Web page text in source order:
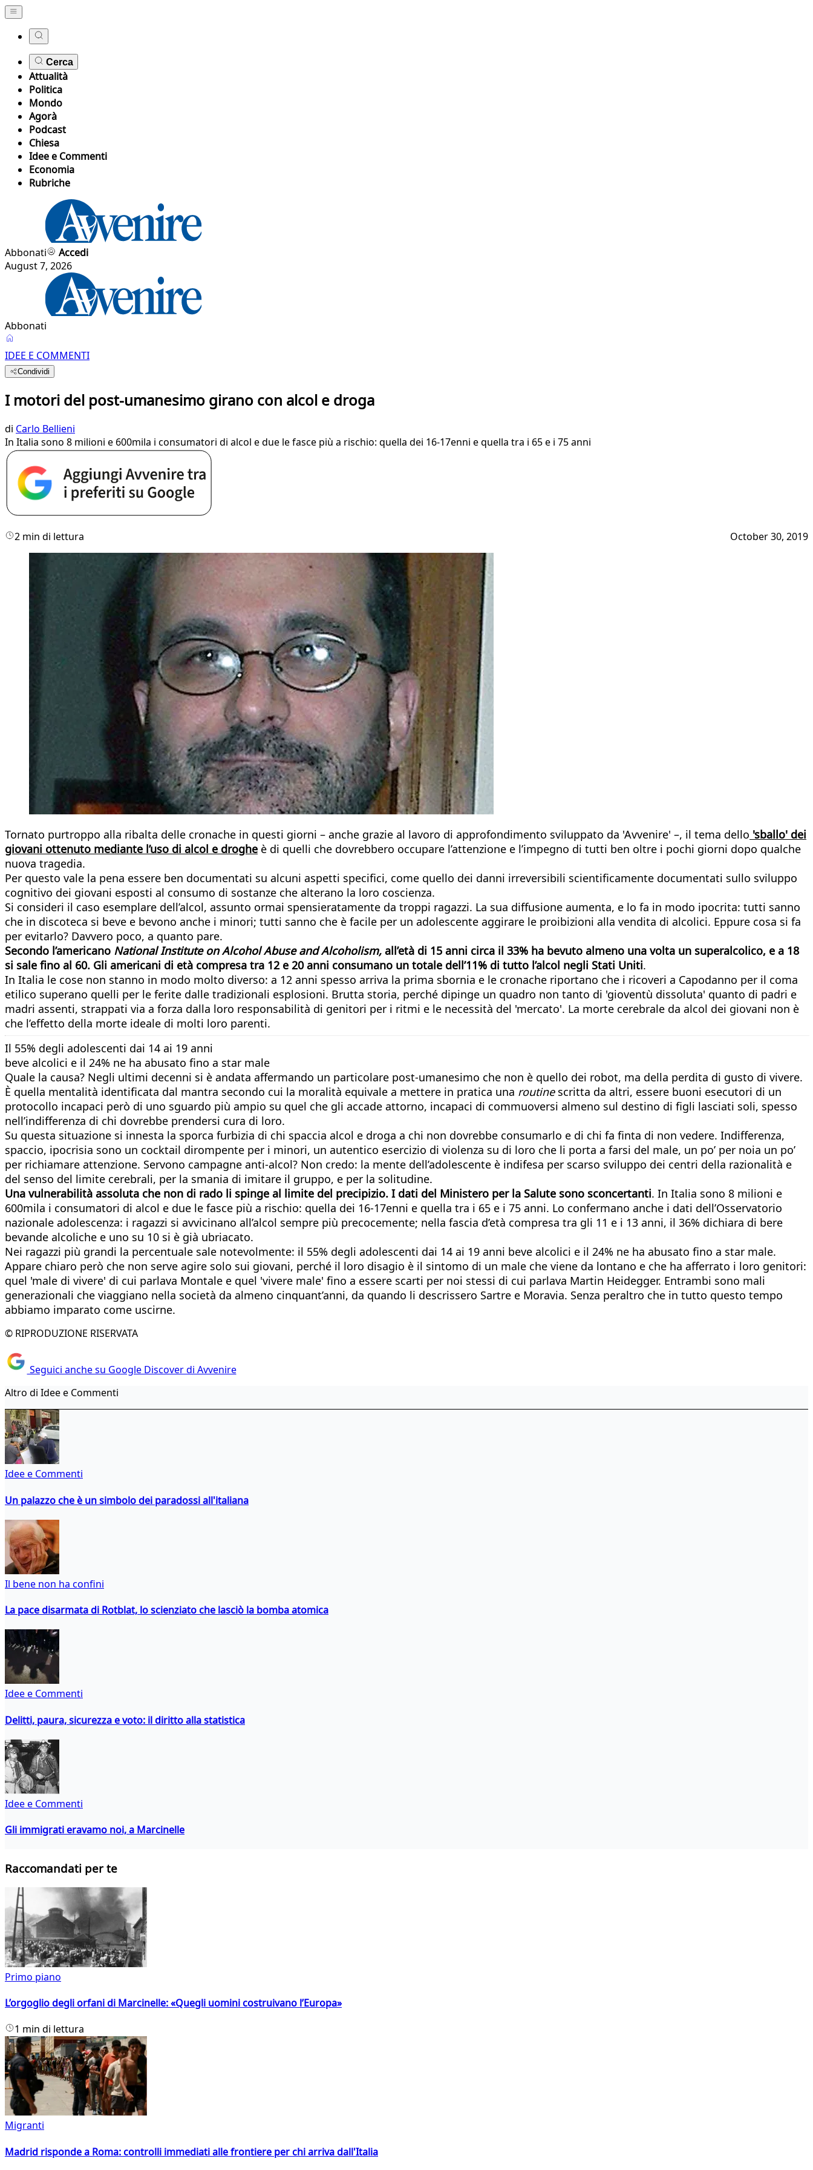
Cerca
Attualità
Politica
Mondo
Agorà
Podcast
Chiesa
Idee e Commenti
Economia
Rubriche
Abbonati
Accedi
August 7, 2026
Abbonati
IDEE E COMMENTI
Condividi
I motori del post-umanesimo girano con alcol e droga
di Carlo Bellieni
In Italia sono 8 milioni e 600mila i consumatori di alcol e due le fasce più a rischio: quella dei 16-17enni e quella tra i 65 e i 75 anni
2 min di lettura October 30, 2019
Tornato purtroppo alla ribalta delle cronache in questi giorni – anche grazie al lavoro di approfondimento sviluppato da 'Avvenire' –, il tema dello 'sballo' dei
giovani ottenuto mediante l’uso di alcol e droghe è di quelli che dovrebbero occupare l’attenzione e l’impegno di tutti ben oltre i pochi giorni dopo qualche
nuova tragedia.
Per questo vale la pena essere ben documentati su alcuni aspetti specifici, come quello dei danni irreversibili scientificamente documentati sullo sviluppo
cognitivo dei giovani esposti al consumo di sostanze che alterano la loro coscienza.
Si consideri il caso esemplare dell’alcol, assunto ormai spensieratamente da troppi ragazzi. La sua diffusione aumenta, e lo fa in modo ipocrita: tutti sanno
che in discoteca si beve e bevono anche i minori; tutti sanno che è facile per un adolescente aggirare le proibizioni alla vendita di alcolici. Eppure cosa si fa
per evitarlo? Davvero poco, a quanto pare.
Secondo l’americano National Institute on Alcohol Abuse and Alcoholism, all’età di 15 anni circa il 33% ha bevuto almeno una volta un superalcolico, e a 18
si sale fino al 60. Gli americani di età compresa tra 12 e 20 anni consumano un totale dell’11% di tutto l’alcol negli Stati Uniti.
In Italia le cose non stanno in modo molto diverso: a 12 anni spesso arriva la prima sbornia e le cronache riportano che i ricoveri a Capodanno per il coma
etilico superano quelli per le ferite dalle tradizionali esplosioni. Brutta storia, perché dipinge un quadro non tanto di 'gioventù dissoluta' quanto di padri e
madri assenti, strappati via a forza dalla loro responsabilità di genitori per i ritmi e le necessità del 'mercato'. La morte cerebrale da alcol dei giovani non è
che l’effetto della morte ideale di molti loro parenti.
Il 55% degli adolescenti dai 14 ai 19 anni
beve alcolici e il 24% ne ha abusato fino a star male
Quale la causa? Negli ultimi decenni si è andata affermando un particolare post-umanesimo che non è quello dei robot, ma della perdita di gusto di vivere.
È quella mentalità identificata dal mantra secondo cui la moralità equivale a mettere in pratica una routinescritta da altri, essere buoni esecutori di un
protocollo incapaci però di uno sguardo più ampio su quel che gli accade attorno, incapaci di commuoversi almeno sul destino di figli lasciati soli, spesso
nell’indifferenza di chi dovrebbe prendersi cura di loro.
Su questa situazione si innesta la sporca furbizia di chi spaccia alcol e droga a chi non dovrebbe consumarlo e di chi fa finta di non vedere. Indifferenza,
spaccio, ipocrisia sono un cocktail dirompente per i minori, un autentico esercizio di violenza su di loro che li porta a farsi del male, un po’ per noia un po’
per richiamare attenzione. Servono campagne anti-alcol? Non credo: la mente dell’adolescente è indifesa per scarso sviluppo dei centri della razionalità e
del senso del limite cerebrali, per la smania di imitare il gruppo, e per la solitudine.
Una vulnerabilità assoluta che non di rado li spinge al limite del precipizio. I dati del Ministero per la Salute sono sconcertanti. In Italia sono 8 milioni e
600mila i consumatori di alcol e due le fasce più a rischio: quella dei 16-17enni e quella tra i 65 e i 75 anni. Lo confermano anche i dati dell’Osservatorio
nazionale adolescenza: i ragazzi si avvicinano all’alcol sempre più precocemente; nella fascia d’età compresa tra gli 11 e i 13 anni, il 36% dichiara di bere
bevande alcoliche e uno su 10 si è già ubriacato.
Nei ragazzi più grandi la percentuale sale notevolmente: il 55% degli adolescenti dai 14 ai 19 anni beve alcolici e il 24% ne ha abusato fino a star male.
Appare chiaro però che non serve agire solo sui giovani, perché il loro disagio è il sintomo di un male che viene da lontano e che ha afferrato i loro genitori:
quel 'male di vivere' di cui parlava Montale e quel 'vivere male' fino a essere scarti per noi stessi di cui parlava Martin Heidegger. Entrambi sono mali
generazionali che viaggiano nella società da almeno cinquant’anni, da quando li descrissero Sartre e Moravia. Senza peraltro che in tutto questo tempo
abbiamo imparato come uscirne.
© RIPRODUZIONE RISERVATA
Seguici anche su Google Discover di Avvenire
Altro di Idee e Commenti
Idee e Commenti
Un palazzo che è un simbolo dei paradossi all'italiana
Il bene non ha confini
La pace disarmata di Rotblat, lo scienziato che lasciò la bomba atomica
Idee e Commenti
Delitti, paura, sicurezza e voto: il diritto alla statistica
Idee e Commenti
Gli immigrati eravamo noi, a Marcinelle
Raccomandati per te
Primo piano
L’orgoglio degli orfani di Marcinelle: «Quegli uomini costruivano l’Europa»
1 min di lettura
Migranti
Madrid risponde a Roma: controlli immediati alle frontiere per chi arriva dall'Italia